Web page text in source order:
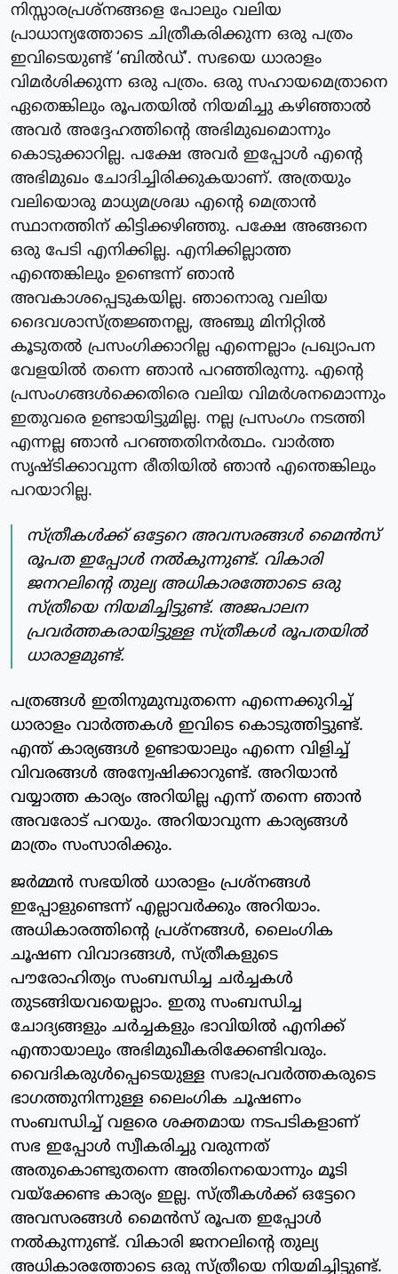
നിസ്സാരപ്രശ്നങ്ങളെ പോലും വലിയ
പ്രാധാന്യത്തോടെ ചിത്രീകരിക്കുന്ന ഒരു പത്രം
ഇവിടെയുണ്ട് ‘ബിൽഡ്’. സഭയെ ധാരാളം
വിമർശിക്കുന്ന ഒരു പത്രം. ഒരു സഹായമെത്രാനെ
ഏതെങ്കിലും രൂപതയിൽ നിയമിച്ചു കഴിഞ്ഞാൽ
അവർ അദ്ദേഹത്തിന്റെ അഭിമുഖമൊന്നും
കൊടുക്കാറില്ല. പക്ഷേ അവർ ഇപ്പോൾ എന്റെ
അഭിമുഖം ചോദിച്ചിരിക്കുകയാണ്. അത്രയും
വലിയൊരു മാധ്യമശ്രദ്ധ എന്റെ മെത്രാൻ
സ്ഥാനത്തിന് കിട്ടിക്കഴിഞ്ഞു. പക്ഷേ അങ്ങനെ
ഒരു പേടി എനിക്കില്ല. എനിക്കില്ലാത്ത
എന്തെങ്കിലും ഉണ്ടെന്ന് ഞാൻ
അവകാശപ്പെടുകയില്ല. ഞാനൊരു വലിയ
ദൈവശാസ്ത്രജ്ഞനല്ല, അഞ്ചു മിനിറ്റിൽ
കൂടുതൽ പ്രസംഗിക്കാറില്ല എന്നെല്ലാം പ്രഖ്യാപന
വേളയിൽ തന്നെ ഞാൻ പറഞ്ഞിരുന്നു. എന്റെ
പ്രസംഗങ്ങൾക്കെതിരെ വലിയ വിമർശനമൊന്നും
ഇതുവരെ ഉണ്ടായിട്ടുമില്ല. നല്ല പ്രസംഗം നടത്തി
എന്നല്ല ഞാൻ പറഞ്ഞതിനർത്ഥം. വാർത്ത
സൃഷ്ടിക്കാവുന്ന രീതിയിൽ ഞാൻ എന്തെങ്കിലും
പറയാറില്ല.
സ്ത്രീകൾക്ക് ഒട്ടേറെ അവസരങ്ങൾ മൈൻസ്
രൂപത ഇപ്പോൾ നൽകുന്നുണ്ട്. വികാരി
ജനറലിന്റെ തുല്യ അധികാരത്തോടെ ഒരു
സ്ത്രീയെ നിയമിച്ചിട്ടുണ്ട്. അജപാലന
പ്രവർത്തകരായിട്ടുള്ള സ്ത്രീകൾ രൂപതയിൽ
ധാരാളമുണ്ട്.
പത്രങ്ങൾ ഇതിനുമുമ്പുതന്നെ എന്നെക്കുറിച്ച്
ധാരാളം വാർത്തകൾ ഇവിടെ കൊടുത്തിട്ടുണ്ട്.
എന്ത് കാര്യങ്ങൾ ഉണ്ടായാലും എന്നെ വിളിച്ച്
വിവരങ്ങൾ അന്വേഷിക്കാറുണ്ട്. അറിയാൻ
വയ്യാത്ത കാര്യം അറിയില്ല എന്ന് തന്നെ ഞാൻ
അവരോട് പറയും. അറിയാവുന്ന കാര്യങ്ങൾ
മാത്രം സംസാരിക്കും.
ജർമ്മൻ സഭയിൽ ധാരാളം പ്രശ്നങ്ങൾ
ഇപ്പോളുണ്ടെന്ന് എല്ലാവർക്കും അറിയാം.
അധികാരത്തിന്റെ പ്രശ്നങ്ങൾ, ലൈംഗിക
ചൂഷണ വിവാദങ്ങൾ, സ്ത്രീകളുടെ
പൗരോഹിത്യം സംബന്ധിച്ച ചർച്ചകൾ
തുടങ്ങിയവയെല്ലാം. ഇതു സംബന്ധിച്ച
ചോദ്യങ്ങളും ചർച്ചകളും ഭാവിയിൽ എനിക്ക്
എന്തായാലും അഭിമുഖീകരിക്കേണ്ടിവരും.
വൈദികരുൾപ്പെടെയുള്ള സഭാപ്രവർത്തകരുടെ
ഭാഗത്തുനിന്നുള്ള ലൈംഗിക ചൂഷണം
സംബന്ധിച്ച് വളരെ ശക്തമായ നടപടികളാണ്
സഭ ഇപ്പോൾ സ്വീകരിച്ചു വരുന്നത്
അതുകൊണ്ടുതന്നെ അതിനെയൊന്നും മൂടി
വയ്ക്കേണ്ട കാര്യം ഇല്ല. സ്ത്രീകൾക്ക് ഒട്ടേറെ
അവസരങ്ങൾ മൈൻസ് രൂപത ഇപ്പോൾ
നൽകുന്നുണ്ട്. വികാരി ജനറലിന്റെ തുല്യ
അധികാരത്തോടെ ഒരു സ്ത്രീയെ നിയമിച്ചിട്ടുണ്ട്.